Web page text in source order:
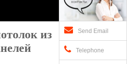
из
Send Email
Telephone